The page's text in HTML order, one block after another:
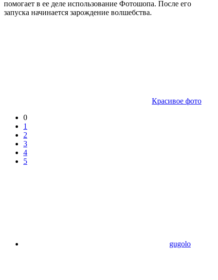
помогает в ее деле использование Фотошопа. После его
запуска начинается зарождение волшебства.
Красивое фото
0
1
2
3
4
5
gugolo